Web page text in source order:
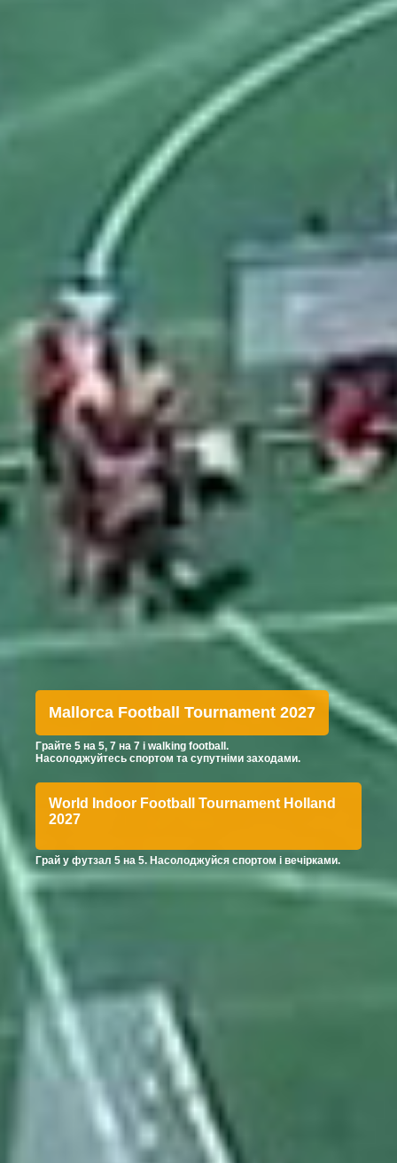
Mallorca Football Tournament 2027
Грайте 5 на 5, 7 на 7 і walking football.
Насолоджуйтесь спортом та супутніми заходами.
World Indoor Football Tournament Holland
2027
Грай у футзал 5 на 5. Насолоджуйся спортом і вечірками.